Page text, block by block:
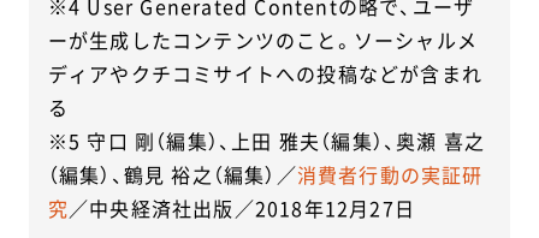
※4 User Generated Contentの略で、ユーザ
ーが生成したコンテンツのこと。ソーシャルメ
ディアやクチコミサイトへの投稿などが含まれ
る
※5 守口 剛（編集）、上田 雅夫（編集）、奥瀬 喜之
（編集）、鶴見 裕之（編集）／消費者行動の実証研
究／中央経済社出版／2018年12月27日